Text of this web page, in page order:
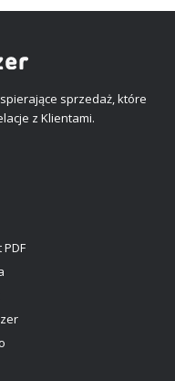
sprzedaż, które
z Klientami.